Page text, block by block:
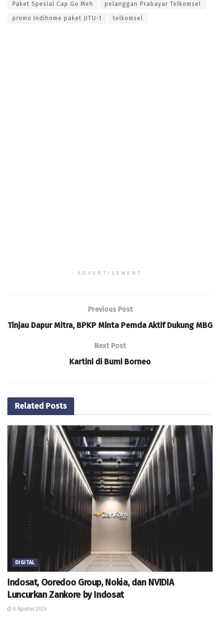
Paket Spesial Cap Go Meh pelanggan Prabayar Telkomsel
promo Indihome paket JITU-1 telkomsel
ADVERTISEMENT
Previous Post
Tinjau Dapur Mitra, BPKP Minta Pemda Aktif Dukung MBG
Next Post
Kartini di Bumi Borneo
Related Posts
DIGITAL
Indosat, Ooredoo Group, Nokia, dan NVIDIA
Luncurkan Zankore by Indosat
8 Agustus 2026